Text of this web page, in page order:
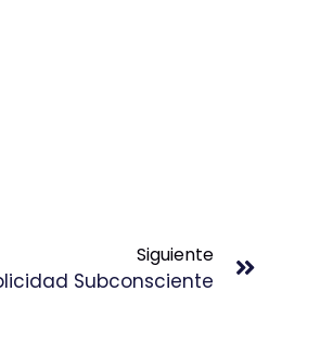
Siguiente
Subconsciente